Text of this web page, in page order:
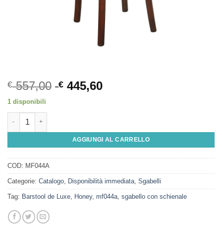
€557,00 € 445,60
1 disponibili
Barstool de Luxe, Honey quantità
AGGIUNGI AL CARRELLO
COD: MF044A
Categorie: Catalogo Disponibilità immediata Sgabelli
Tag: Barstool de Luxe Honey, mf044a sgabello con schienale